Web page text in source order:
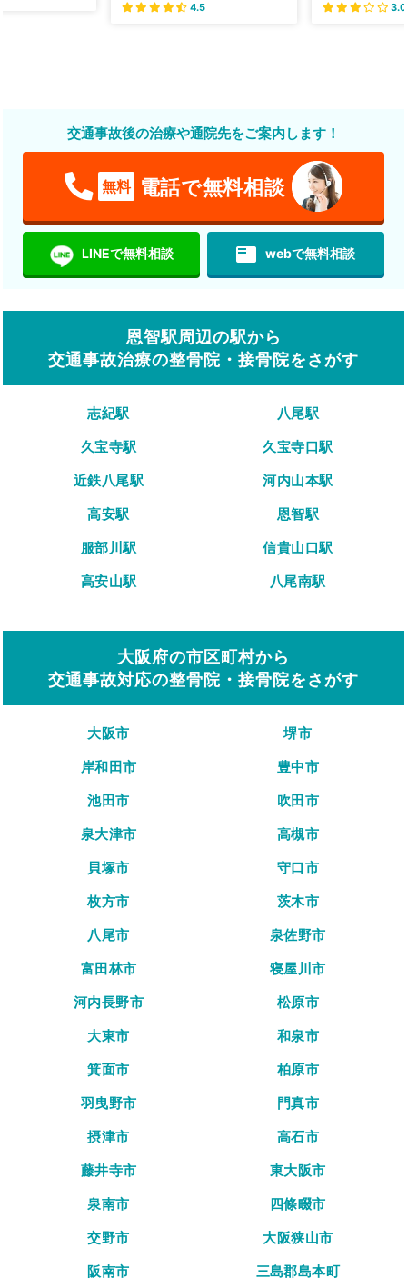
4.5 3.0
交通事故後の治療や通院先をご案内します！
無料 電話で無料相談
LINEで無料相談 featured_play_list webで無料相談
恩智駅周辺の駅から
交通事故治療の整骨院・接骨院をさがす
志紀駅
八尾駅
久宝寺駅
久宝寺口駅
近鉄八尾駅
河内山本駅
高安駅
恩智駅
服部川駅
信貴山口駅
高安山駅
八尾南駅
大阪府の市区町村から
交通事故対応の整骨院・接骨院をさがす
大阪市
堺市
岸和田市
豊中市
池田市
吹田市
泉大津市
高槻市
貝塚市
守口市
枚方市
茨木市
八尾市
泉佐野市
富田林市
寝屋川市
河内長野市
松原市
大東市
和泉市
箕面市
柏原市
羽曳野市
門真市
摂津市
高石市
藤井寺市
東大阪市
泉南市
四條畷市
交野市
大阪狭山市
阪南市
三島郡島本町